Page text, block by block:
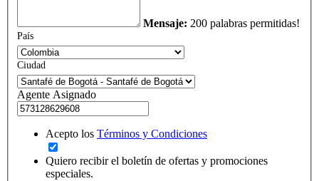
Mensaje: 200 palabras permitidas!
País
Ciudad
Agente Asignado
Acepto los Términos y Condiciones
Quiero recibir el boletín de ofertas y promociones
especiales.